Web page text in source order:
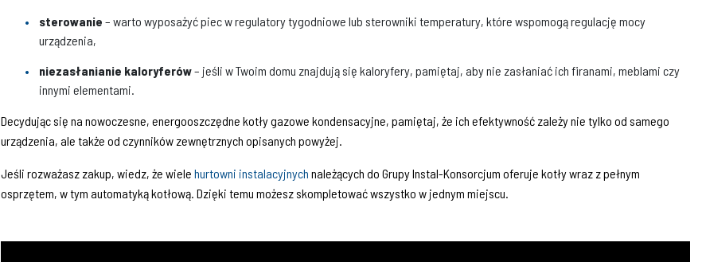
sterowanie – warto wyposażyć piec w regulatory tygodniowe lub sterowniki temperatury, które wspomogą regulację mocy
urządzenia,
niezasłanianie kaloryferów– jeśli w Twoim domu znajdują się kaloryfery, pamiętaj, aby nie zasłaniać ich firanami, meblami czy
innymi elementami.
Decydując się na nowoczesne, energooszczędne kotły gazowe kondensacyjne, pamiętaj, że ich efektywność zależy nie tylko od samego
urządzenia, ale także od czynników zewnętrznych opisanych powyżej.
Jeśli rozważasz zakup, wiedz, że wiele hurtowni instalacyjnych należących do Grupy Instal-Konsorcjum oferuje kotły wraz z pełnym
osprzętem, w tym automatyką kotłową. Dzięki temu możesz skompletować wszystko w jednym miejscu.